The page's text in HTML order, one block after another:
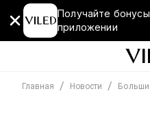
Получайте
приложении
Главная / Новости /